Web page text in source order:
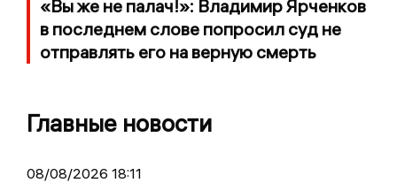
«Вы же не палач!»: Владимир Ярченков
в последнем слове попросил суд не
отправлять его на верную смерть
Главные новости
08/08/2026 18:11